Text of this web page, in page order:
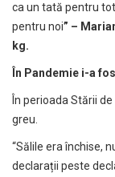
ca un tată pentru
pentru noi” –
kg.
În Pandemie i-a
În perioada Stării
greu.
“Sălile era închise,
declarații peste